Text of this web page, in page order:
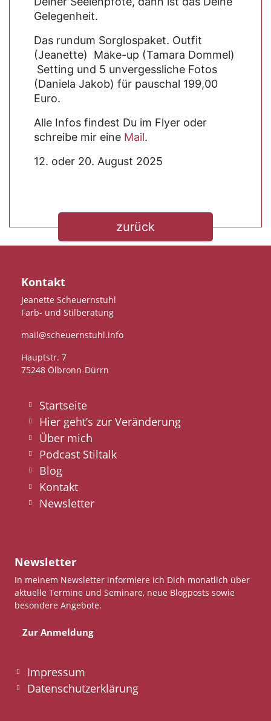
Gelegenheit.
Das rundum Sorglospaket. Outfit
(Jeanette) Make-up (Tamara Dommel)
Setting und 5 unvergessliche Fotos
(Daniela Jakob) für pauschal 199,00
Euro.
Alle Infos findest Du im Flyer oder
schreibe mir eine Mail.
12. oder 20. August 2025
zurück
Kontakt
Jeanette Scheuernstuhl
Farb- und Stilberatung
mail@scheuernstuhl.info
Hauptstr. 7
75248 Ölbronn-Dürrn
Startseite
Hier geht’s zur Veränderung
Über mich
Podcast Stiltalk
Blog
Kontakt
Newsletter
Newsletter
In meinem Newsletter informiere ich Dich monatlich über
aktuelle Termine und Seminare, neue Blogposts sowie
besondere Angebote.
Zur Anmeldung
Impressum
Datenschutzerklärung